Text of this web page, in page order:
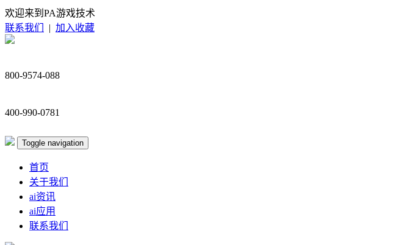
欢迎来到PA游戏技术
联系我们
| 加入收藏
800-9574-088
400-990-0781
Toggle navigation
首页
关于我们
ai资讯
ai应用
联系我们